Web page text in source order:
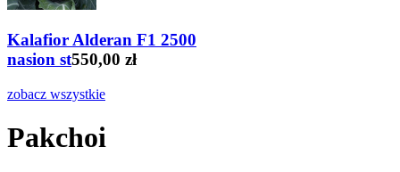
Kalafior Alderan F1 2500
nasion st550,00 zł
zobacz wszystkie
Pakchoi